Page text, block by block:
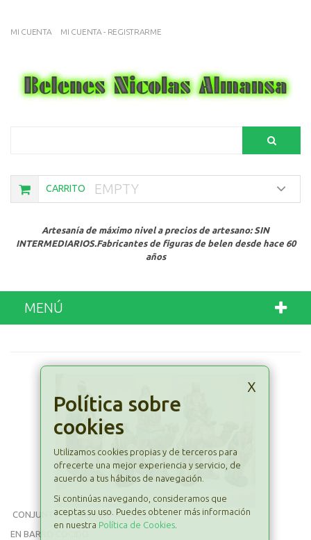
MI CUENTA MI CUENTA - REGISTRARME
CARRITO EMPTY
Artesanía de máximo nivel a precios de artesano: SIN
INTERMEDIARIOS.Fabricantes de figuras de belen desde hace 60
años
MENÚ
x
Política sobre
cookies
Utilizamos cookies propias y de terceros para
ofrecerte una mejor experiencia y servicio, de
acuerdo a tus hábitos de navegación.
Si continúas navegando, consideramos que
aceptas su uso. Puedes obtener más información
en nuestra Política de Cookies
CONJUNTO MODELADO A PALILLO.
EN BARRO COCIDO.